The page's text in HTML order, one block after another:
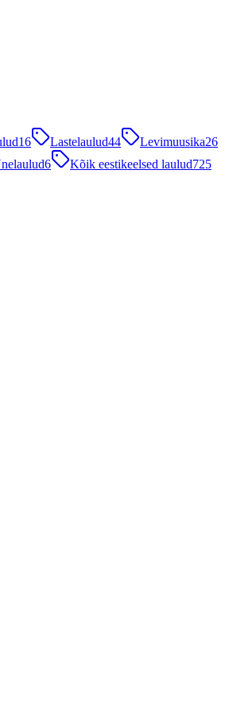
16 Lastelaulud44 Levimuusika26
6 Kõik eestikeelsed laulud725